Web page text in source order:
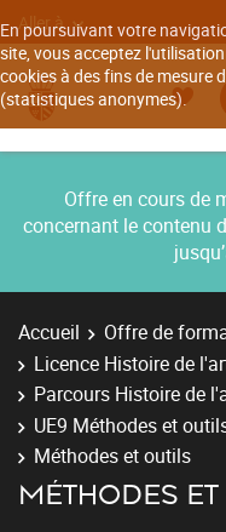
En poursuivant votre
site, vous acceptez
cookies à des fins de mesure
(statistiques anonymes).
Aller à
Offre en cours de
concernant le contenu
Accueil Offre de
Licence Histoire de
Parcours Histoire de
UE9 Méthodes et
Méthodes et outils
MÉTHODES